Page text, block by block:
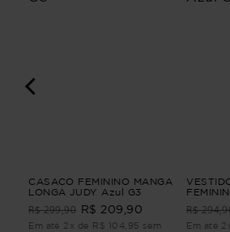
CASACO FEMININO MANGA
LONGA JUDY Azul G3
R$ 299,90 R$ 209,90
Em até 2x de R$ 104,95 sem
R$
Em até